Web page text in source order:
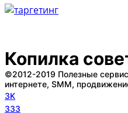
Копилка
©2012-2019 Полезные
интернете, SMM,
3K
333